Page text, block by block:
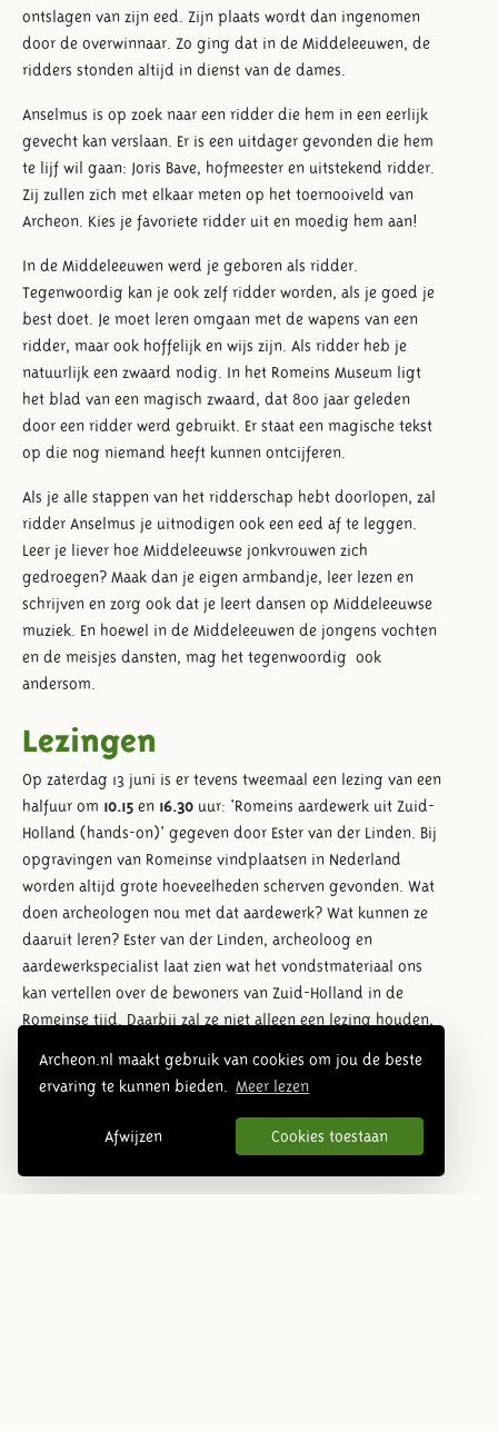
Archeon.nl maakt gebruik van cookies om jou de beste
ervaring te kunnen bieden.
Meer lezen
Afwijzen Cookies toestaan
ontslagen van zijn eed. Zijn plaats wordt dan ingenomen
door de overwinnaar. Zo ging dat in de Middeleeuwen, de
ridders stonden altijd in dienst van de dames.
Anselmus is op zoek naar een ridder die hem in een eerlijk
gevecht kan verslaan. Er is een uitdager gevonden die hem
te lijf wil gaan: Joris Bave, hofmeester en uitstekend ridder.
Zij zullen zich met elkaar meten op het toernooiveld van
Archeon. Kies je favoriete ridder uit en moedig hem aan!
In de Middeleeuwen werd je geboren als ridder.
Tegenwoordig kan je ook zelf ridder worden, als je goed je
best doet. Je moet leren omgaan met de wapens van een
ridder, maar ook hoffelijk en wijs zijn. Als ridder heb je
natuurlijk een zwaard nodig. In het Romeins Museum ligt
het blad van een magisch zwaard, dat 800 jaar geleden
door een ridder werd gebruikt. Er staat een magische tekst
op die nog niemand heeft kunnen ontcijferen.
Als je alle stappen van het ridderschap hebt doorlopen, zal
ridder Anselmus je uitnodigen ook een eed af te leggen.
Leer je liever hoe Middeleeuwse jonkvrouwen zich
gedroegen? Maak dan je eigen armbandje, leer lezen en
schrijven en zorg ook dat je leert dansen op Middeleeuwse
muziek. En hoewel in de Middeleeuwen de jongens vochten
en de meisjes dansten, mag het tegenwoordig ook
andersom.
Lezingen
Op zaterdag 13 juni is er tevens tweemaal een lezing van een
halfuur om 10.15 en 16.30 uur: 'Romeins aardewerk uit Zuid-
Holland (hands-on)' gegeven door Ester van der Linden. Bij
opgravingen van Romeinse vindplaatsen in Nederland
worden altijd grote hoeveelheden scherven gevonden. Wat
doen archeologen nou met dat aardewerk? Wat kunnen ze
daaruit leren? Ester van der Linden, archeoloog en
aardewerkspecialist laat zien wat het vondstmateriaal ons
kan vertellen over de bewoners van Zuid-Holland in de
Romeinse tijd. Daarbij zal ze niet alleen een lezing houden,
De lezingen zijn om 10:15 uur en 16:30 uur. Deze zijn gratis te
bezoeken. We verzoeken u om zich bij binnenkomst aan te
melden bij de kassa voor de lezing.